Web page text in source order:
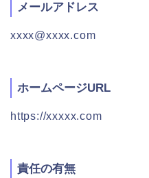
メールアドレス
xxxx@xxxx.com
ホームページURL
https://xxxxx.com
責任の有無